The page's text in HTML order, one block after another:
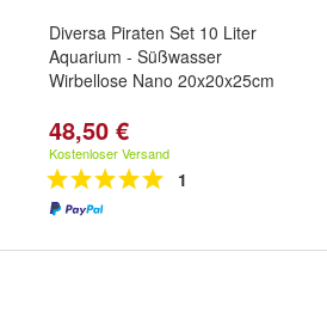
Diversa Piraten Set 10 Liter
Aquarium - Süßwasser
Wirbellose Nano 20x20x25cm
48,50 €
Kostenloser Versand
1